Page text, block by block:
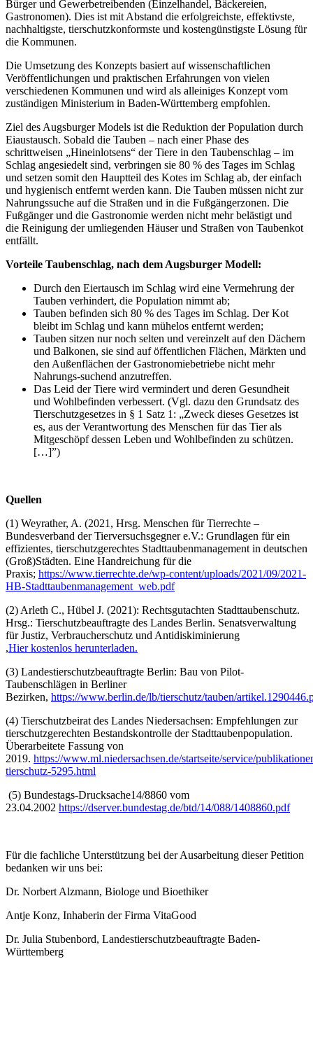
Bürger und Gewerbetreibenden (Einzelhandel, Bäckereien,
Gastronomen). Dies ist mit Abstand die erfolgreichste, effektivste,
nachhaltigste, tierschutzkonformste und kostengünstigste Lösung für
die Kommunen.
Die Umsetzung des Konzepts basiert auf wissenschaftlichen
Veröffentlichungen und praktischen Erfahrungen von vielen
verschiedenen Kommunen und wird als alleiniges Konzept vom
zuständigen Ministerium in Baden-Württemberg empfohlen.
Ziel des Augsburger Models ist die Reduktion der Population durch
Eiaustausch. Sobald die Tauben – nach einer Phase des
schrittweisen „Hineinlotsens“ der Tiere in den Taubenschlag – im
Schlag angesiedelt sind, verbringen sie 80 % des Tages im Schlag
und setzen somit den Hauptteil des Kotes im Schlag ab, der einfach
und hygienisch entfernt werden kann. Die Tauben müssen nicht zur
Nahrungssuche auf die Straßen und in die Fußgängerzonen. Die
Fußgänger und die Gastronomie werden nicht mehr belästigt und
die Reinigung der umliegenden Häuser und Straßen von Taubenkot
entfällt.
Vorteile Taubenschlag, nach dem Augsburger Modell:
Durch den Eiertausch im Schlag wird eine Vermehrung der
Tauben verhindert, die Population nimmt ab;
Tauben befinden sich 80 % des Tages im Schlag. Der Kot
bleibt im Schlag und kann mühelos entfernt werden;
Tauben sitzen nur noch selten und vereinzelt auf den Dächern
und Balkonen, sie sind auf öffentlichen Flächen, Märkten und
den Außenflächen der Gastronomiebetriebe nicht mehr
Nahrungs-suchend anzutreffen.
Das Leid der Tiere wird vermindert und deren Gesundheit
und Wohlbefinden verbessert. (Vgl. dazu den Grundsatz des
Tierschutzgesetzes in § 1 Satz 1: „Zweck dieses Gesetzes ist
es, aus der Verantwortung des Menschen für das Tier als
Mitgeschöpf dessen Leben und Wohlbefinden zu schützen.
[…]”)
Quellen
(1) Weyrather, A. (2021, Hrsg. Menschen für Tierrechte –
Bundesverband der Tierversuchsgegner e.V.: Grundlagen für ein
effizientes, tierschutzgerechtes Stadttaubenmanagement in deutschen
(Groß)Städten. Eine Handreichung für die
Praxis; https://www.tierrechte.de/wp-content/uploads/2021/09/2021-
HB-Stadttaubenmanagement_web.pdf
(2) Arleth C., Hübel J. (2021): Rechtsgutachten Stadttaubenschutz.
Hrsg.: Tierschutzbeauftragte des Landes Berlin. Senatsverwaltung
für Justiz, Verbraucherschutz und Antidiskiminierung
,Hier kostenlos herunterladen.
(3) Landestierschutzbeauftragte Berlin: Bau von Pilot-
Taubenschlägen in Berliner
Bezirken, https://www.berlin.de/lb/tierschutz/tauben/
(4) Tierschutzbeirat des Landes Niedersachsen: Empfehlungen zur
tierschutzgerechten Bestandskontrolle der Stadttaubenpopulation.
Überarbeitete Fassung von
2019. https://www.ml.niedersachsen.de/startseite/service/
tierschutz-5295.html
(5) Bundestags-Drucksache14/8860 vom
23.04.2002 https://dserver.bundestag.de/btd/14/088/1408860.pdf
Für die fachliche Unterstützung bei der Ausarbeitung dieser Petition
bedanken wir uns bei:
Dr. Norbert Alzmann, Biologe und Bioethiker
Antje Konz, Inhaberin der Firma VitaGood
Dr. Julia Stubenbord, Landestierschutzbeauftragte Baden-
Württemberg